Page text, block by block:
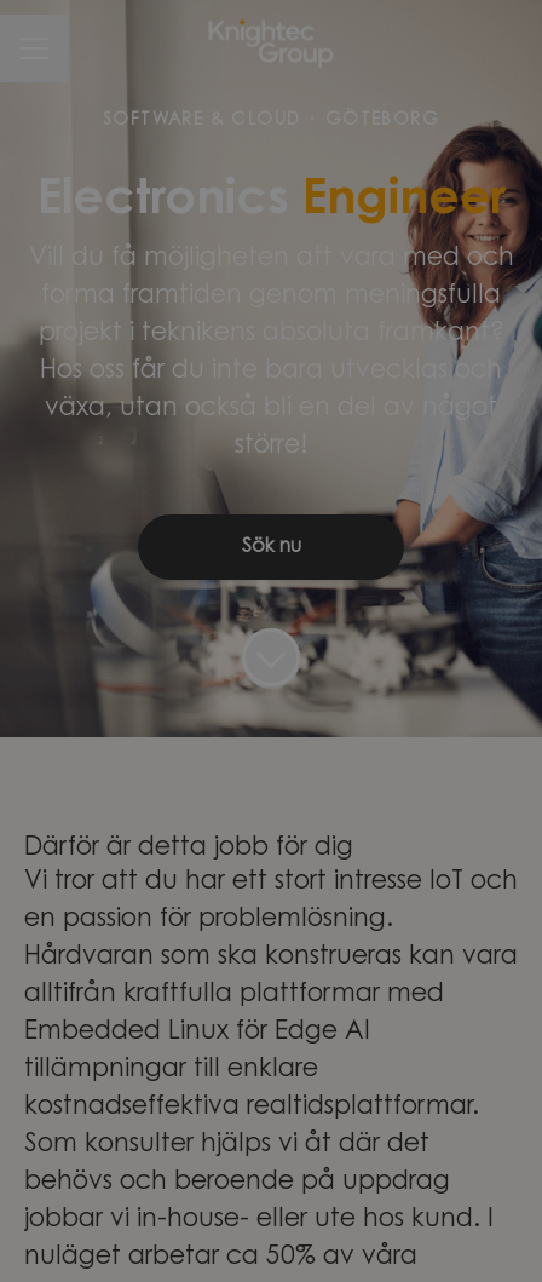
SOFTWARE & CLOUD GÖTEBORG
Electronics Engineer
Vill du få möjligheten att vara med och
forma framtiden genom meningsfulla
projekt i teknikens absoluta framkant?
Hos oss får du inte bara utvecklas och
växa, utan också bli en del av något
större!
Sök nu
Därför är detta jobb för dig
Vi tror att du har ett stort intresse IoT och
en passion för problemlösning.
Hårdvaran som ska konstrueras kan vara
alltifrån kraftfulla plattformar med
Embedded Linux för Edge AI
tillämpningar till enklare
kostnadseffektiva realtidsplattformar.
Som konsulter hjälps vi åt där det
behövs och beroende på uppdrag
jobbar vi in-house- eller ute hos kund. I
nuläget arbetar ca 50% av våra